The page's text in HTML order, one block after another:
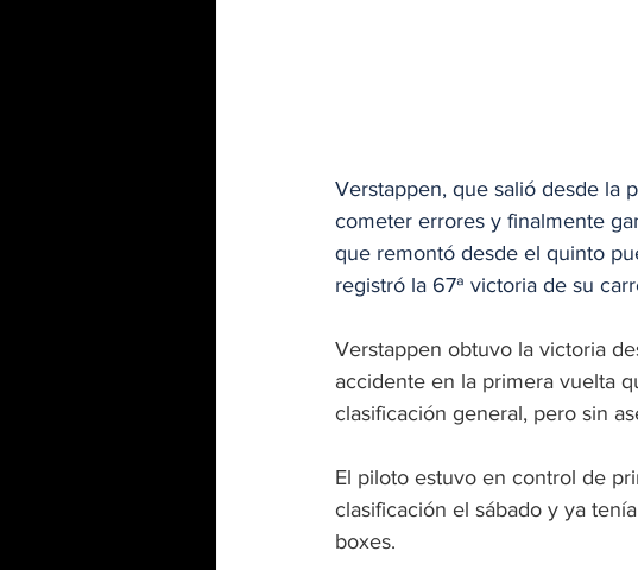
Verstappen, que salió desde la
cometer errores y finalmente
que remontó desde el quinto
registró la 67ª victoria de su
Verstappen obtuvo la victoria
accidente en la primera vuelta
clasificación general, pero sin
El piloto estuvo en control de
clasificación el sábado y ya
boxes.